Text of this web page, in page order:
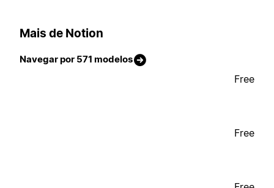
Mais de Notion
Navegar por 571 modelos
Free
Free